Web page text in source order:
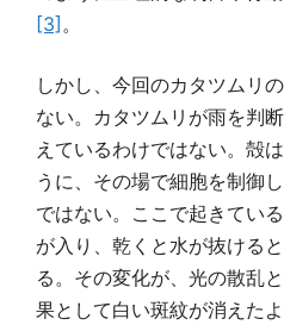
[3] 。
しかし、今回のカタツムリ
ない。カタツムリが雨を判
えているわけではない。殻
うに、その場で細胞を制御
ではない。ここで起きてい
が入り、乾くと水が抜ける
る。その変化が、光の散乱
果として白い斑紋が消えたよ